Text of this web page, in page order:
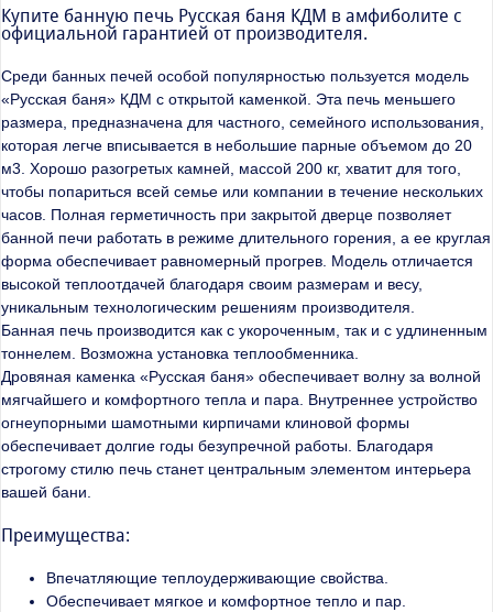
Купите банную печь Русская баня КДМ в амфиболите с
официальной гарантией от производителя.
Среди банных печей особой популярностью пользуется модель
«Русская баня» КДМ с открытой каменкой. Эта печь меньшего
размера, предназначена для частного, семейного использования,
которая легче вписывается в небольшие парные объемом до 20
м3. Хорошо разогретых камней, массой 200 кг, хватит для того,
чтобы попариться всей семье или компании в течение нескольких
часов. Полная герметичность при закрытой дверце позволяет
банной печи работать в режиме длительного горения, а ее круглая
форма обеспечивает равномерный прогрев. Модель отличается
высокой теплоотдачей благодаря своим размерам и весу,
уникальным технологическим решениям производителя.
Банная печь производится как с укороченным, так и с удлиненным
тоннелем. Возможна установка теплообменника.
Дровяная каменка «Русская баня» обеспечивает волну за волной
мягчайшего и комфортного тепла и пара. Внутреннее устройство
огнеупорными шамотными кирпичами клиновой формы
обеспечивает долгие годы безупречной работы. Благодаря
строгому стилю печь станет центральным элементом интерьера
вашей бани.
Преимущества:
Впечатляющие теплоудерживающие свойства.
Обеспечивает мягкое и комфортное тепло и пар.